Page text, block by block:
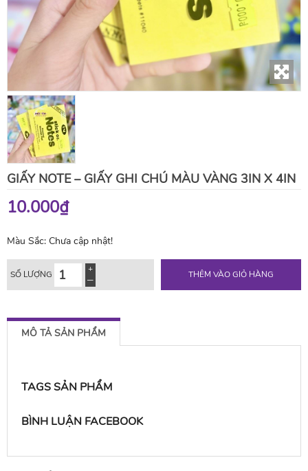
GIẤY NOTE – GIẤY GHI CHÚ MÀU VÀNG 3IN X 4IN
10.000₫
Màu Sắc: Chưa cập nhật!
SỐ LƯỢNG THÊM VÀO GIỎ HÀNG
MÔ TẢ SẢN PHẨM
TAGS SẢN PHẨM
BÌNH LUẬN FACEBOOK